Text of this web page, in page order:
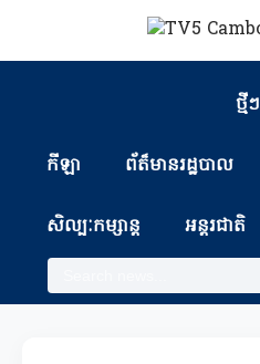
ថ្មីៗ
កីឡា ព័ត៏មានរដ្ឋបាល
សិល្បៈកម្សាន្ត អន្តរជាតិ